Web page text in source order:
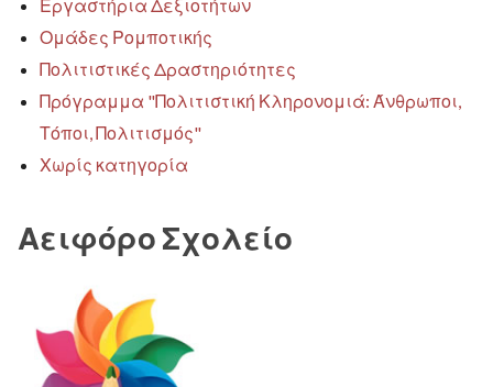
Εργαστήρια Δεξιοτήτων
Ομάδες Ρομποτικής
Πολιτιστικές Δραστηριότητες
Πρόγραμμα "Πολιτιστική Κληρονομιά: Άνθρωποι,
Τόποι, Πολιτισμός"
Χωρίς κατηγορία
Αειφόρο Σχολείο